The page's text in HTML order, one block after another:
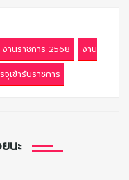
งานราชการ 2568
งาน
เข้ารับราชการ
นะ